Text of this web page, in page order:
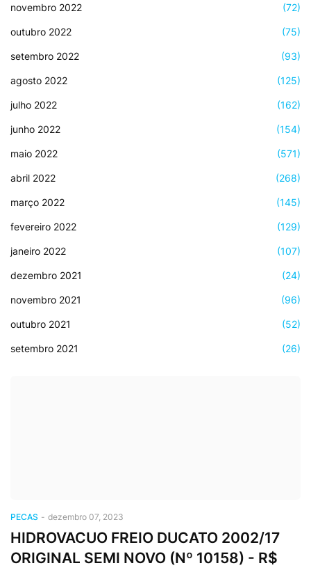
novembro 2022 (72)
outubro 2022 (75)
setembro 2022 (93)
agosto 2022 (125)
julho 2022 (162)
junho 2022 (154)
maio 2022 (571)
abril 2022 (268)
março 2022 (145)
fevereiro 2022 (129)
janeiro 2022 (107)
dezembro 2021 (24)
novembro 2021 (96)
outubro 2021 (52)
setembro 2021 (26)
PECAS - dezembro 07, 2023
HIDROVACUO FREIO DUCATO 2002/17
ORIGINAL SEMI NOVO (Nº 10158) - R$